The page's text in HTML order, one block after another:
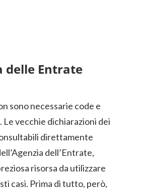
delle Entrate
sono necessarie code e
Le vecchie dichiarazioni dei
direttamente
dell’Entrate,
risorsa da utilizzare
casi. Prima di tutto, però,